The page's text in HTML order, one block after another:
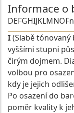
Informace o
DEFGHIJKLMNOFn
I(Slabě tónovaný
vyššími stupni
čirým dojmem.
volbou pro
kdy je jejich
Po osazení do
poměr kvality k